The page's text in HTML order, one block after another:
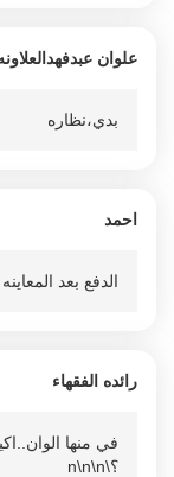
علوان
بدي،نظاره
احمد
الدفع بعد المعاينه
رائده الفقهاء
في منها
؟\n\n\n